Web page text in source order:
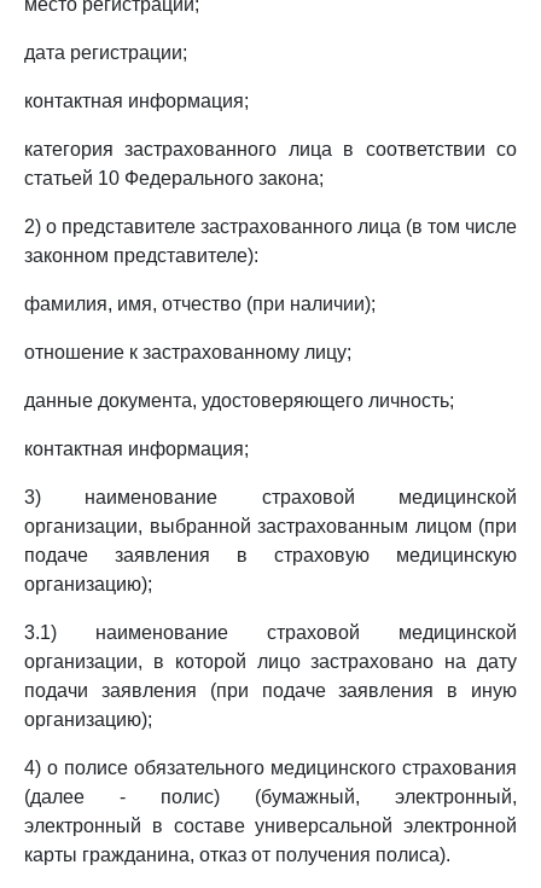
место регистрации;
дата регистрации;
контактная информация;
категория застрахованного лица в соответствии со
статьей 10 Федерального закона;
2) о представителе застрахованного лица (в том числе
законном представителе):
фамилия, имя, отчество (при наличии);
отношение к застрахованному лицу;
данные документа, удостоверяющего личность;
контактная информация;
3) наименование страховой медицинской
организации, выбранной застрахованным лицом (при
подаче заявления в страховую медицинскую
организацию);
3.1) наименование страховой медицинской
организации, в которой лицо застраховано на дату
подачи заявления (при подаче заявления в иную
организацию);
4) о полисе обязательного медицинского страхования
(далее - полис) (бумажный, электронный,
электронный в составе универсальной электронной
карты гражданина, отказ от получения полиса).